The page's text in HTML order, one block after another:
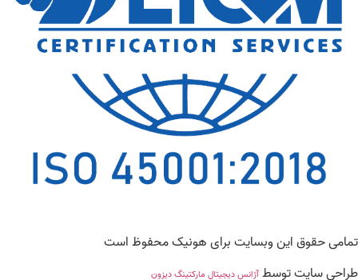
تمامی حقوق این وبسایت برای هونیک محفوظ است
طراحی سایت توسط آژانس دیجیتال مارکتینگ دیزون